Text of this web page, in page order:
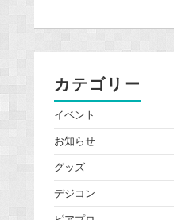
カテゴリー
イベント
お知らせ
グッズ
デジコン